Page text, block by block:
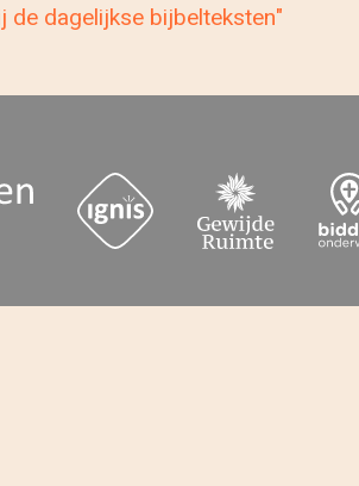
de dagelijkse bijbelteksten"